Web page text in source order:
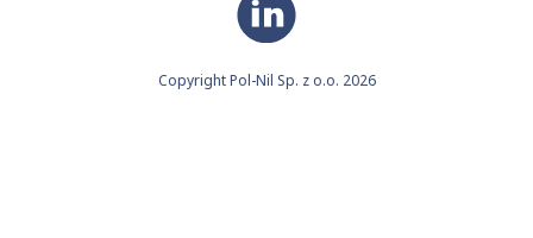
Copyright Pol-Nil Sp. z o.o. 2026